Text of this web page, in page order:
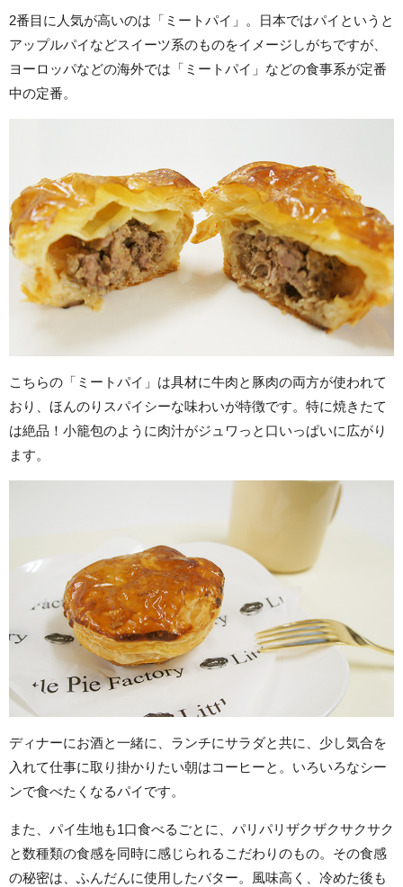
2番目に人気が高いのは「ミートパイ」。日本ではパイというと
アップルパイなどスイーツ系のものをイメージしがちですが、
ヨーロッパなどの海外では「ミートパイ」などの食事系が定番
中の定番。
こちらの「ミートパイ」は具材に牛肉と豚肉の両方が使われて
おり、ほんのりスパイシーな味わいが特徴です。特に焼きたて
は絶品！小籠包のように肉汁がジュワっと口いっぱいに広がり
ます。
ディナーにお酒と一緒に、ランチにサラダと共に、少し気合を
入れて仕事に取り掛かりたい朝はコーヒーと。いろいろなシー
ンで食べたくなるパイです。
また、パイ生地も1口食べるごとに、パリパリザクザクサクサク
と数種類の食感を同時に感じられるこだわりのもの。その食感
の秘密は、ふんだんに使用したバター。風味高く、冷めた後も